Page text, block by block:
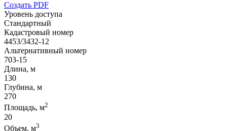
Создать PDF
Уровень доступа
Стандартный
Кадастровый номер
4453/3432-12
Альтернативный номер
703-15
Длина, м
130
Глубина, м
270
Площадь, м2
20
Объем, м3